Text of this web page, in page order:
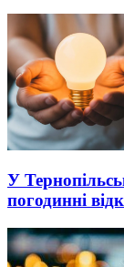
У
погодинні